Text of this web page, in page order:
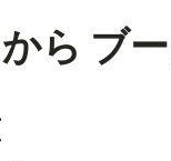
ら ブ